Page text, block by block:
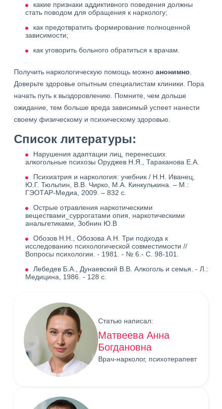
какие признаки аддиктивного поведения должны
стать поводом для обращения к наркологу;
как предотвратить формирование полноценной
зависимости;
как уговорить больного обратиться к врачам.
Получить наркологическую помощь можно анонимно.
Доверьте здоровье опытным специалистам клиники. Пора
начать путь к выздоровлению. Помните, чем дольше
ожидание, тем больше вреда зависимый успеет нанести
своему физическому и психическому здоровью.
Список литературы:
Нарушения адаптации лиц, перенесших
алкогольные психозы Оруджев Н.Я., Тараканова Е.А.
Психиатрия и наркология: учебник / Н.Н. Иванец,
Ю.Г. Тюльпин, В.В. Чирко, М.А. Кинкулькина. – М.:
ГЭОТАР-Медиа, 2009. – 832 с.
Острые отравления наркотическими
веществами_суррогатами опия, наркотическими
анальгетиками, Зобнин Ю.В
Обозов Н.Н., Обозова А.Н. Три подхода к
исследованию психологической совместимости //
Вопросы психологии. - 1981. - № 6.- С. 98-101.
Лебедев Б.А., Дунаевский В.В. Алкоголь и семья. - Л.:
Медицина, 1986. - 128 с.
Статью написал:
Матвеева Анна
Богдановна
Врач-нарколог, психотерапевт